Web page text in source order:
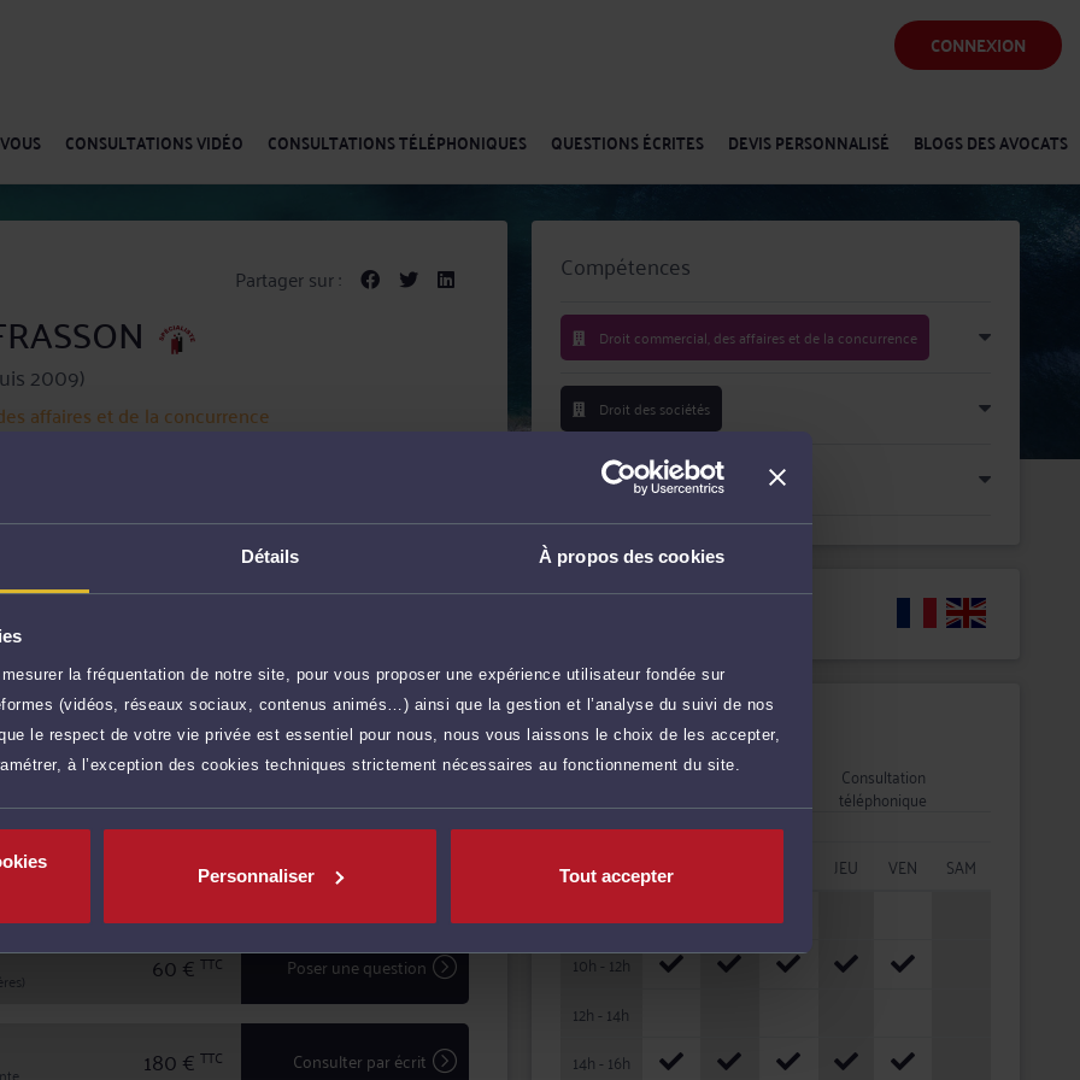
Détails À propos des cookies
la fréquentation de notre site, pour vous proposer une expérience utilisateur fondée sur
(vidéos, réseaux sociaux, contenus animés…) ainsi que la gestion et l’analyse du suivi de nos
le respect de votre vie privée est essentiel pour nous, nous vous laissons le choix de les accepter,
à l’exception des cookies techniques strictement nécessaires au fonctionnement du site.
Personnaliser Tout accepter
CONNEXION
CONSULTATIONS VIDÉO CONSULTATIONS TÉLÉPHONIQUES QUESTIONS ÉCRITES DEVIS PERSONNALISÉ BLOGS DES AVOCATS
Partager sur :
2009)
affaires et de la concurrence
plus
65 € TTC Prendre RDV
35 €TTC Demander un rappel
60 €TTC Poser une question
180 € TTC Consulter par écrit
Compétences
Droit commercial, des affaires et de la concurrence
Droit des sociétés
Droit du travail
Disponibilités
Rendez-vous Consultation
téléphonique
HORAIRES LUN JEU VEN
SAM
08h - 10h
10h - 12h
12h - 14h
14h - 16h